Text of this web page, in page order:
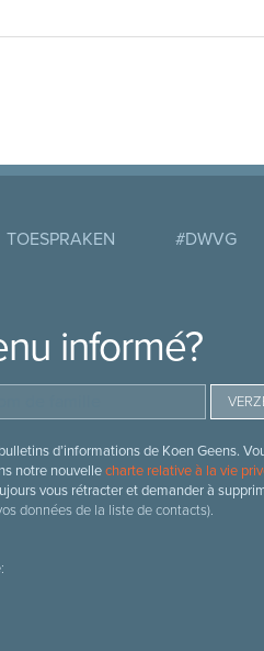
TOESPRAKEN #DWVG
informé?
d’informations de Koen Geens.
notre nouvellecharte relative à la vie
vous rétracter et demander à
données de la liste de contacts).